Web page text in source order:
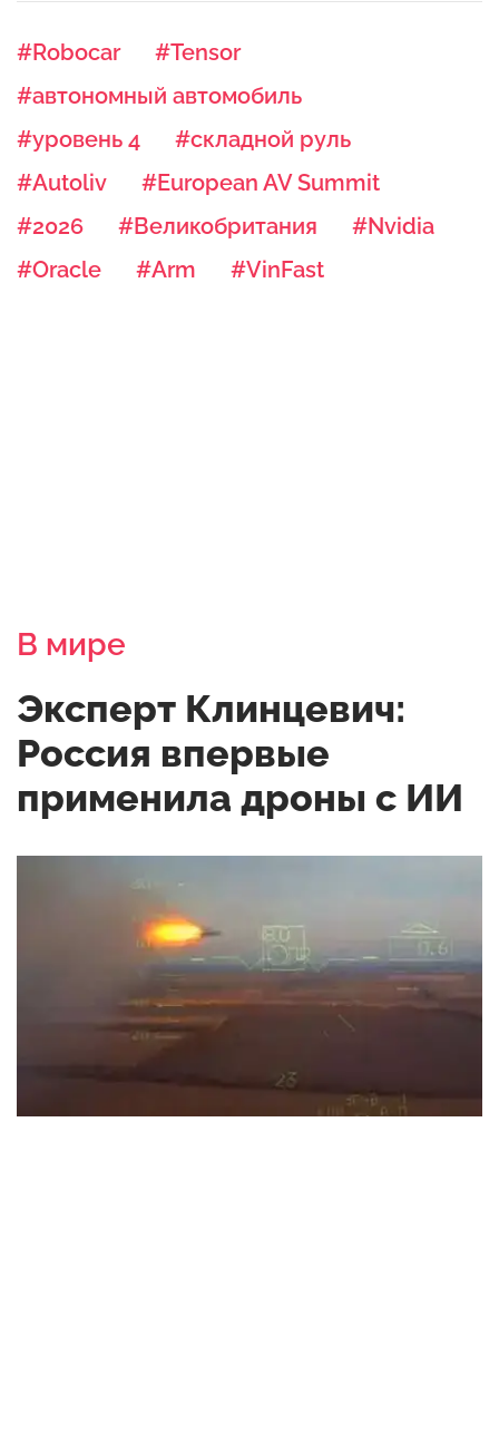
#Robocar
#Tensor
#автономный автомобиль
#уровень 4
#складной руль
#Autoliv
#European AV Summit
#2026
#Великобритания
#Nvidia
#Oracle
#Arm #VinFast
В мире
Эксперт Клинцевич:
Россия впервые
применила дроны с ИИ